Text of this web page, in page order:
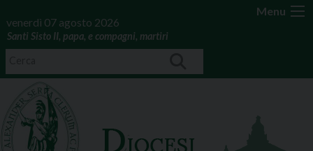
Menu
venerdì 07 agosto 2026
Santi Sisto II, papa, e compagni, martiri